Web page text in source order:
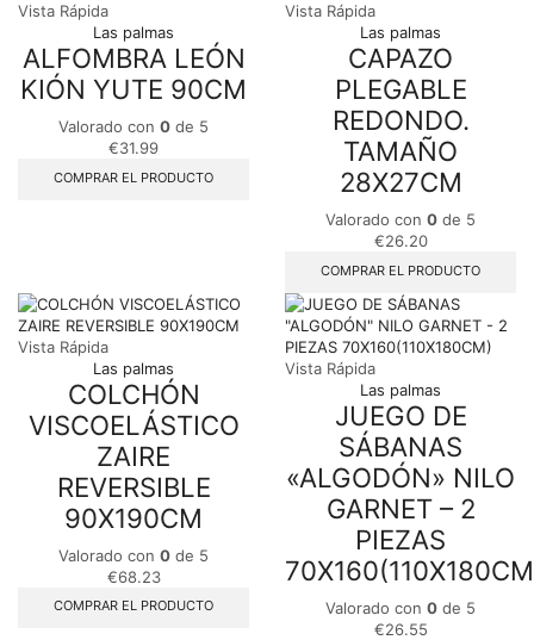
Vista Rápida
Las palmas
ALFOMBRA LEÓN
KIÓN YUTE 90CM
Valorado con 0 de 5
€31.99
COMPRAR EL PRODUCTO
Vista Rápida
Las palmas
CAPAZO
PLEGABLE
REDONDO.
TAMAÑO
28X27CM
Valorado con 0 de 5
€26.20
COMPRAR EL PRODUCTO
Vista Rápida
Las palmas
COLCHÓN
VISCOELÁSTICO
ZAIRE
REVERSIBLE
90X190CM
Valorado con 0 de 5
€68.23
COMPRAR EL PRODUCTO
Vista Rápida
Las palmas
JUEGO DE
SÁBANAS
«ALGODÓN» NILO
GARNET – 2
PIEZAS
Valorado con 0 de 5
€26.55